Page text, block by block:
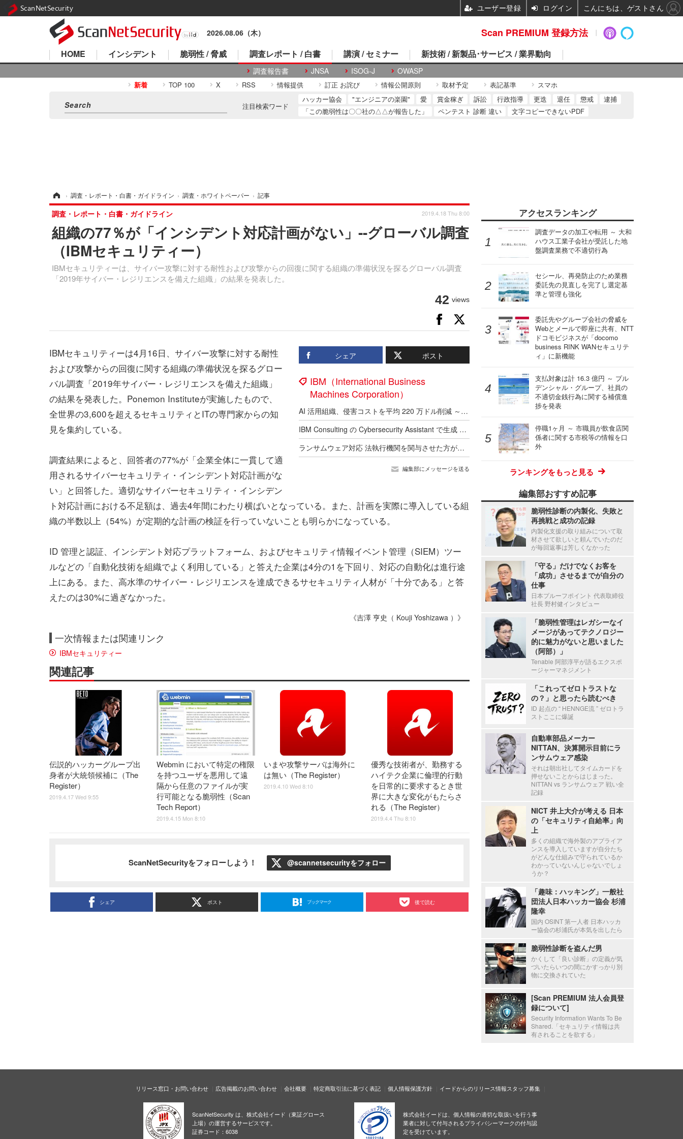
2026.08.06（木）
HOME インシデント 脆弱性 / 脅威 調査レポート / 白書
調査報告書 JNSA ISOG-J OWASP
講演 / セミナー 新技術 / 新製品･サービス / 業界動向
新着 TOP 100 X RSS 情報提供 訂正 お詫び 情報公開原則 取材予定 表記基準 スマホ
注目検索ワード
ハッカー協会 "エンジニアの楽園" 愛 賞金稼ぎ 訴訟 行政指導 更迭 退任 懲戒
逮捕
「この脆弱性は〇〇社の△△が報告した」
ペンテスト 診断 違い 文字コピーできないPDF
› 調査・レポート・白書・ガイドライン › 調査・ホワイトペーパー › 記事
組織の77％が「インシデント対応計画がない」--グローバル調査
（IBMセキュリティー）
IBMセキュリティーは、サイバー攻撃に対する耐性および攻撃からの回復に関する組織の準備状況を探るグローバル調査
「2019年サイバー・レジリエンスを備えた組織」の結果を発表した。
調査・レポート・白書・ガイドライン 2019.4.18 Thu 8:00
42 views
シェア ポスト
IBM（International Business
Machines Corporation）
AI 活用組織、侵害コストを平均 220 万ドル削減 ～ IBM「2024年データ侵害のコストに関する調査レポート」
IBM Consulting の Cybersecurity Assistant で生成 AI 機能を導入
ランサムウェア対応 法執行機関を関与させた方がコストも期間も減少 ～ IBM 調査
編集部にメッセージを送る
IBMセキュリティーは4月16日、サイバー攻撃に対する耐性
および攻撃からの回復に関する組織の準備状況を探るグロー
バル調査「2019年サイバー・レジリエンスを備えた組織」
の結果を発表した。Ponemon Instituteが実施したもので、
全世界の3,600を超えるセキュリティとITの専門家からの知
見を集約している。
調査結果によると、回答者の77%が「企業全体に一貫して適
用されるサイバーセキュリティ・インシデント対応計画がな
い」と回答した。適切なサイバーセキュリティ・インシデン
ト対応計画における不足額は、過去4年間にわたり横ばいとなっている。また、計画を実際に導入している組
織の半数以上（54%）が定期的な計画の検証を行っていないことも明らかになっている。
ID 管理と認証、インシデント対応プラットフォーム、およびセキュリティ情報イベント管理（SIEM）ツー
ルなどの「自動化技術を組織でよく利用している」と答えた企業は4分の1を下回り、対応の自動化は進行途
上にある。また、高水準のサイバー・レジリエンスを達成できるサセキュリティ人材が「十分である」と答
えたのは30%に過ぎなかった。
《吉澤 亨史（ Kouji Yoshizawa ）》
一次情報または関連リンク
IBMセキュリティー
関連記事
伝説的ハッカーグループ出
身者が大統領候補に（The
Register）
2019.4.17 Wed 9:55
Webmin において特定の権限
を持つユーザを悪用して遠
隔から任意のファイルが実
行可能となる脆弱性（Scan
Tech Report）
2019.4.15 Mon 8:10
いまや攻撃サーバは海外に
は無い（The Register）
2019.4.10 Wed 8:10
優秀な技術者が、勤務する
ハイテク企業に倫理的行動
を日常的に要求するとき世
界に大きな変化がもたらさ
れる（The Register）
2019.4.4 Thu 8:10
ScanNetSecurityをフォローしよう！ @scannetsecurityをフォロー
シェア ポスト ブックマーク 後で読む
アクセスランキング
調査データの加工や転用 ～ 大和
ハウス工業子会社が受託した地
盤調査業務で不適切行為
セシール、再発防止のため業務
委託先の見直しを完了し選定基
準と管理も強化
委託先やグループ会社の脅威を
Webとメールで即座に共有、NTT
ドコモビジネスが「docomo
business RINK WANセキュリテ
ィ」に新機能
支払対象は計 16.3 億円 ～ プル
デンシャル・グループ、社員の
不適切金銭行為に関する補償進
捗を発表
停職1ヶ月 ～ 市職員が飲食店関
係者に関する市税等の情報を口
外
ランキングをもっと見る
編集部おすすめ記事
脆弱性診断の内製化、失敗と
再挑戦と成功の記録
内製化支援の取り組みについて取
材させて欲しいと頼んでいたのだ
が毎回返事は芳しくなかった
「守る」だけでなくお客を
「成功」させるまでが自分の
仕事
日本プルーフポイント 代表取締役
社長 野村健インタビュー
「脆弱性管理はレガシーなイ
メージがあってテクノロジー
的に魅力がないと思いました
（阿部）」
Tenable 阿部淳平が語るエクスポ
ージャーマネジメント
「これってゼロトラストな
の？」と思ったら読むべき
ID 起点の “ HENNGE流 ” ゼロトラ
ストここに爆誕
自動車部品メーカー
NITTAN、決算開示目前にラ
ンサムウェア感染
それは朝出社してタイムカードを
押せないことからはじまった。
NITTAN vs ランサムウェア 戦い全
記録
NICT 井上大介が考える 日本
の「セキュリティ自給率」向
上
多くの組織で海外製のアプライア
ンスを導入していますが自分たち
がどんな仕組みで守られているか
わかっていないんじゃないでしょ
うか？
「趣味：ハッキング」一般社
団法人日本ハッカー協会 杉浦
隆幸
国内 OSINT 第一人者 日本ハッカ
ー協会の杉浦氏が本気を出したら
脆弱性診断を盗んだ男
かくして「良い診断」の定義が気
づいたらいつの間にかすっかり別
物に交換されていた
[Scan PREMIUM 法人会員登
録について]
Security Information Wants To Be
Shared.「セキュリティ情報は共
有されることを欲する」
リリース窓口・お問い合わせ 広告掲載のお問い合わせ 会社概要 特定商取引法に基づく表記 個人情報保護方針 イードからのリリース情報スタッフ募集
ScanNetSecurity は、株式会社イード（東証グロース
上場）の運営するサービスです。
証券コード：6038
株式会社イードは、個人情報の適切な取扱いを行う事
業者に対して付与されるプライバシーマークの付与認
定を受けています。
Scan PREMIUM 登録方法
ScanNetSecurity ユーザー登録 ログイン こんにちは、ゲストさん